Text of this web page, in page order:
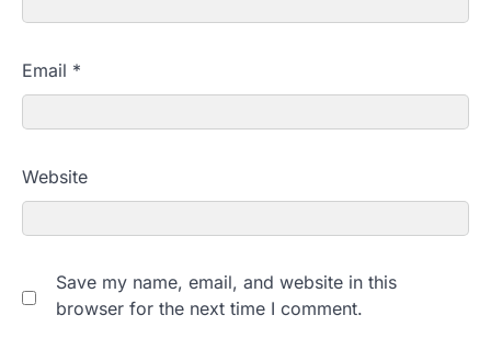
Email *
Website
Save my name, email, and website in this
browser for the next time I comment.